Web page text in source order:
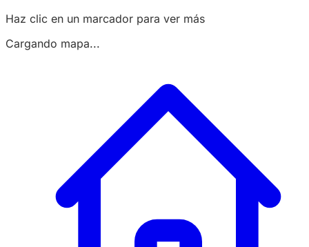
Haz clic en un marcador para ver más
Cargando mapa...